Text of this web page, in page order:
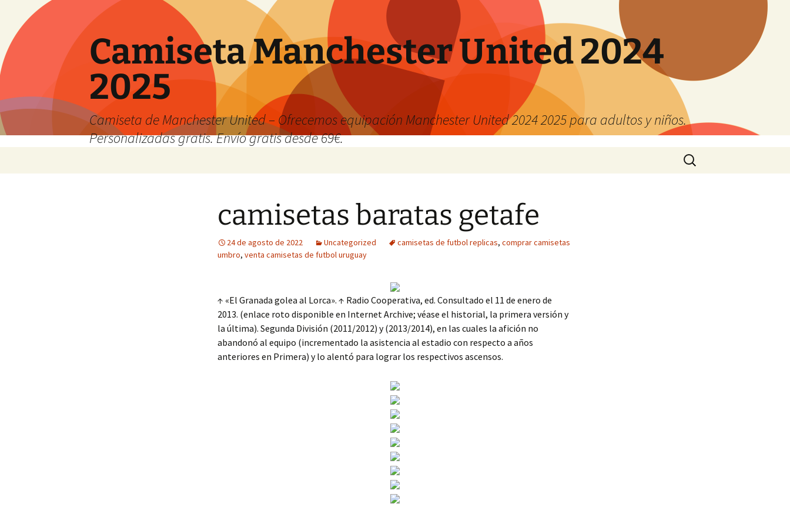
Camiseta Manchester United 2024
2025
Camiseta de Manchester United – Ofrecemos equipación Manchester United 2024 2025 para adultos y niños.
Personalizadas gratis. Envío gratis desde 69€.
Buscar:
camisetas baratas getafe
24 de agosto de 2022 Uncategorized camisetas de futbol replicas, comprar camisetas
umbro, venta camisetas de futbol uruguay
↑ «El Granada golea al Lorca». ↑ Radio Cooperativa, ed. Consultado el 11 de enero de
2013. (enlace roto disponible en Internet Archive; véase el historial, la primera versión y
la última). Segunda División (2011/2012) y (2013/2014), en las cuales la afición no
abandonó al equipo (incrementado la asistencia al estadio con respecto a años
anteriores en Primera) y lo alentó para lograr los respectivos ascensos.